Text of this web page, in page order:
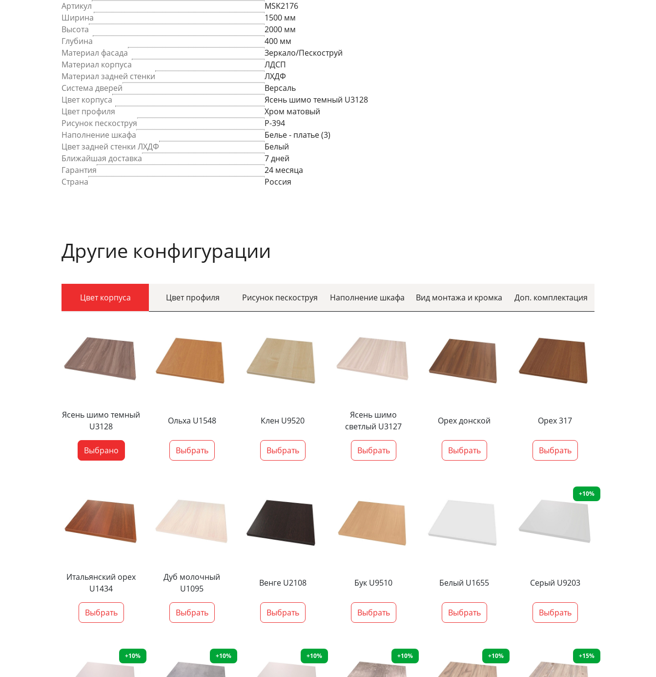
Артикул
MSK2176
Ширина
1500 мм
Высота
2000 мм
Глубина
400 мм
Материал фасада
Зеркало/Пескоструй
Материал корпуса
ЛДСП
Материал задней стенки
ЛХДФ
Система дверей
Версаль
Цвет корпуса
Ясень шимо темный U3128
Цвет профиля
Хром матовый
Рисунок пескоструя
P-394
Наполнение шкафа
Белье - платье (3)
Цвет задней стенки ЛХДФ
Белый
Ближайшая доставка
7 дней
Гарантия
24 месяца
Страна
Россия
Другие конфигурации
Цвет корпуса Цвет профиля Рисунок пескоструя Наполнение шкафа Вид монтажа и кромка Доп. комплектация
Ясень шимо темный
U3128
Выбрано
Ольха U1548
Выбрать
Клен U9520
Выбрать
Ясень шимо
светлый U3127
Выбрать
Орех донской
Выбрать
Орех 317
Выбрать
Итальянский орех
U1434
Выбрать
Дуб молочный
U1095
Выбрать
Венге U2108
Выбрать
Бук U9510
Выбрать
Белый U1655
Выбрать
+10%
Серый U9203
Выбрать
+10% +10% +10% +10% +10% +15%